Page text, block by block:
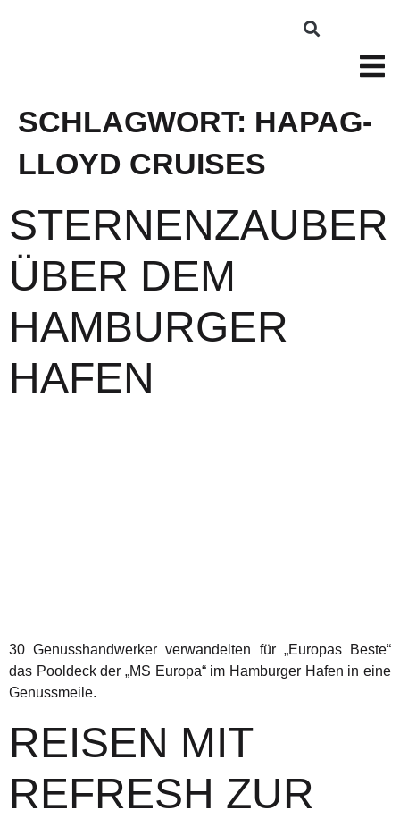
SCHLAGWORT: HAPAG-
LLOYD CRUISES
STERNENZAUBER
ÜBER DEM
HAMBURGER
HAFEN
30 Genusshandwerker verwandelten für „Europas Beste“
das Pooldeck der „MS Europa“ im Hamburger Hafen in eine
Genussmeile.
REISEN MIT
REFRESH ZUR